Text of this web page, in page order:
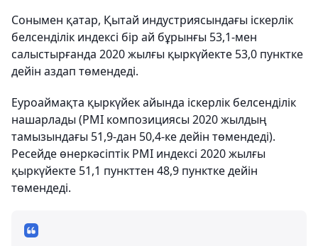
Сонымен қатар, Қытай индустриясындағы іскерлік
белсенділік индексі бір ай бұрынғы 53,1-мен
салыстырғанда 2020 жылғы қыркүйекте 53,0 пунктке
дейін аздап төмендеді.
Еуроаймақта қыркүйек айында іскерлік белсенділік
нашарлады (PMI композициясы 2020 жылдың
тамызындағы 51,9-дан 50,4-ке дейін төмендеді).
Ресейде өнеркәсіптік PMI индексі 2020 жылғы
қыркүйекте 51,1 пункттен 48,9 пунктке дейін
төмендеді.